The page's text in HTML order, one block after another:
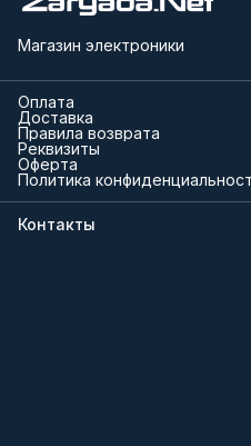
Магазин электроники
Оплата
Доставка
Правила возврата
Реквизиты
Оферта
Политика
Контакты